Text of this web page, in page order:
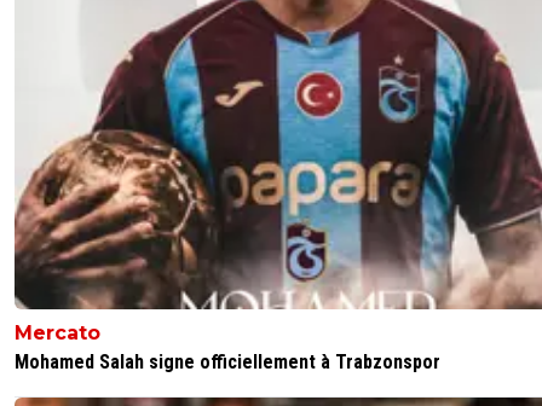
Mercato
Mohamed Salah signe officiellement à Trabzonspor